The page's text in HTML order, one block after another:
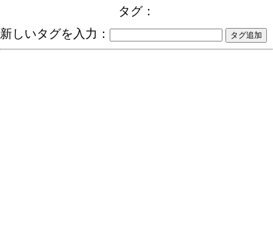
タグ：
新しいタグを入力：